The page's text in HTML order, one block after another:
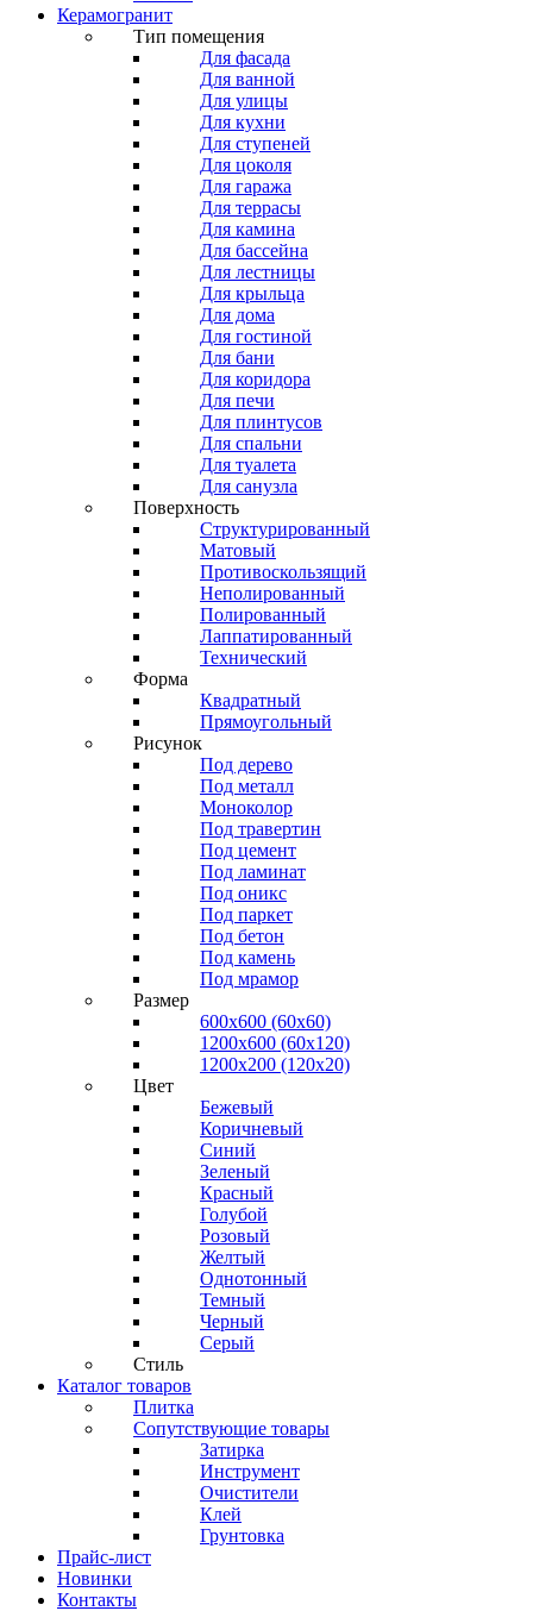
Керамогранит
Тип помещения
Для фасада
Для ванной
Для улицы
Для кухни
Для ступеней
Для цоколя
Для гаража
Для террасы
Для камина
Для бассейна
Для лестницы
Для крыльца
Для дома
Для гостиной
Для бани
Для коридора
Для печи
Для плинтусов
Для спальни
Для туалета
Для санузла
Поверхность
Структурированный
Матовый
Противоскользящий
Неполированный
Полированный
Лаппатированный
Технический
Форма
Квадратный
Прямоугольный
Рисунок
Под дерево
Под металл
Моноколор
Под травертин
Под цемент
Под ламинат
Под оникс
Под паркет
Под бетон
Под камень
Под мрамор
Размер
600х600 (60х60)
1200х600 (60х120)
1200х200 (120x20)
Цвет
Бежевый
Коричневый
Синий
Зеленый
Красный
Голубой
Розовый
Желтый
Однотонный
Темный
Черный
Серый
Стиль
Каталог товаров
Плитка
Сопутствующие товары
Затирка
Инструмент
Очистители
Клей
Грунтовка
Прайс-лист
Новинки
Контакты